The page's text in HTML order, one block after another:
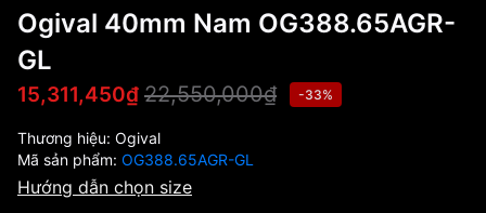
Ogival 40mm Nam OG388.65AGR-
GL
15,311,450₫ 22,550,000₫ -33%
Thương hiệu: Ogival
Mã sản phẩm: OG388.65AGR-GL
Hướng dẫn chọn size